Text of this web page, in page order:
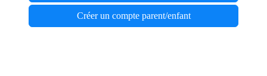
Créer un compte parent/enfant